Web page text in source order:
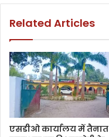
Related Articles
एसडीओ कार्यालय में तैनात